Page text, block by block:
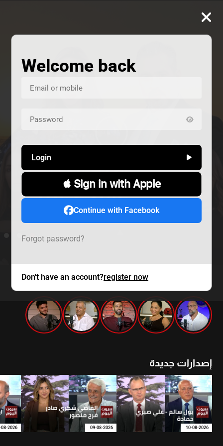
Welcome back
Login
 Sign in with Apple
Continue with Facebook
Forgot password?
Don't have an account?register now
هند خانم
المشردون
ALIVE
mtv zaps
إصدارات جديدة
10-08-2026
09-08-2026
08-2026